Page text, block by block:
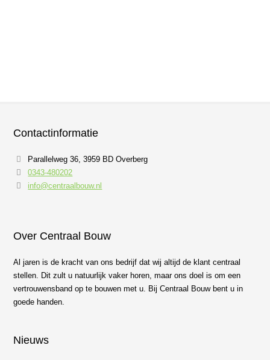
Contactinformatie
Parallelweg 36, 3959 BD Overberg
0343-480202
info@centraalbouw.nl
Over Centraal Bouw
Al jaren is de kracht van ons bedrijf dat wij altijd de klant centraal
stellen. Dit zult u natuurlijk vaker horen, maar ons doel is om een
vertrouwensband op te bouwen met u. Bij Centraal Bouw bent u in
goede handen.
Nieuws